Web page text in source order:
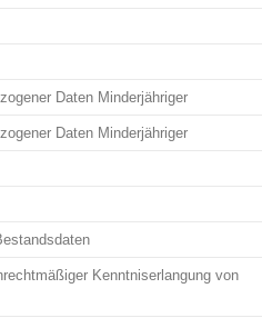
Daten Minderjähriger
Daten Minderjähriger
Kenntniserlangung von